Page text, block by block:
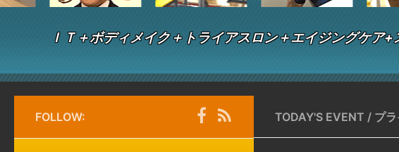
ＩＴ＋ボディメイク＋トライアスロン＋エイジングケア
TODAY'S EVENT / プ
FOLLOW: